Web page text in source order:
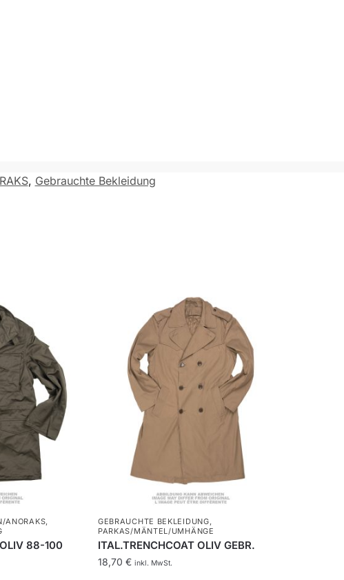
, Gebrauchte Bekleidung
ANORAKS,
88-100
GEBRAUCHTE BEKLEIDUNG,
PARKAS/MÄNTEL/UMHÄNGE
ITAL.TRENCHCOAT OLIV GEBR.
18,70 € inkl. MwSt.